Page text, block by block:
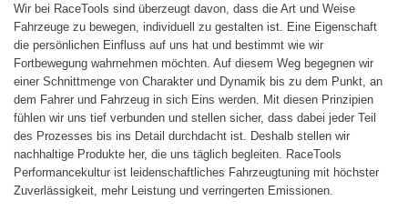
Wir bei RaceTools sind überzeugt davon, dass die Art und Weise
Fahrzeuge zu bewegen, individuell zu gestalten ist. Eine Eigenschaft
die persönlichen Einfluss auf uns hat und bestimmt wie wir
Fortbewegung wahrnehmen möchten. Auf diesem Weg begegnen wir
einer Schnittmenge von Charakter und Dynamik bis zu dem Punkt, an
dem Fahrer und Fahrzeug in sich Eins werden. Mit diesen Prinzipien
fühlen wir uns tief verbunden und stellen sicher, dass dabei jeder Teil
des Prozesses bis ins Detail durchdacht ist. Deshalb stellen wir
nachhaltige Produkte her, die uns täglich begleiten. RaceTools
Performancekultur ist leidenschaftliches Fahrzeugtuning mit höchster
Zuverlässigkeit, mehr Leistung und verringerten Emissionen.